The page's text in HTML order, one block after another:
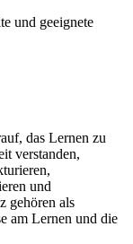
und geeignete
das Lernen zu
verstanden,
und
gehören als
am Lernen und die